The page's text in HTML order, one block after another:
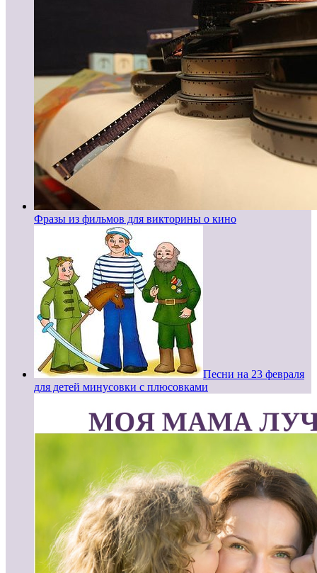
Фразы из фильмов для викторины о кино
Песни на 23 февраля
для детей минусовки с плюсовками